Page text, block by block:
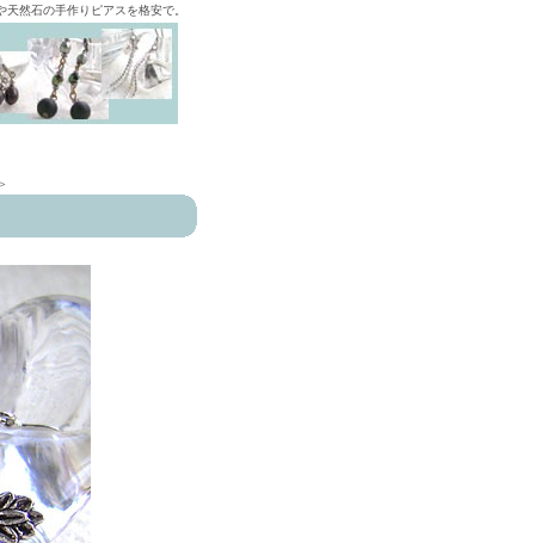
然石の手作りピアスを格安で。